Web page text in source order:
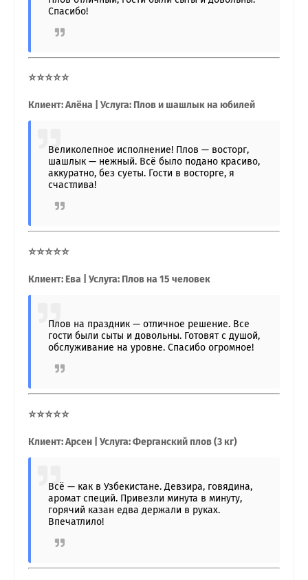
Спасибо!
⭐⭐⭐⭐⭐
Клиент: Алёна | Услуга: Плов и шашлык на юбилей
Великолепное исполнение! Плов — восторг,
шашлык — нежный. Всё было подано красиво,
аккуратно, без суеты. Гости в восторге, я
счастлива!
⭐⭐⭐⭐⭐
Клиент: Ева | Услуга: Плов на 15 человек
Плов на праздник — отличное решение. Все
гости были сыты и довольны. Готовят с душой,
обслуживание на уровне. Спасибо огромное!
⭐⭐⭐⭐⭐
Клиент: Арсен | Услуга: Ферганский плов (3 кг)
Всё — как в Узбекистане. Девзира, говядина,
аромат специй. Привезли минута в минуту,
горячий казан едва держали в руках.
Впечатлило!